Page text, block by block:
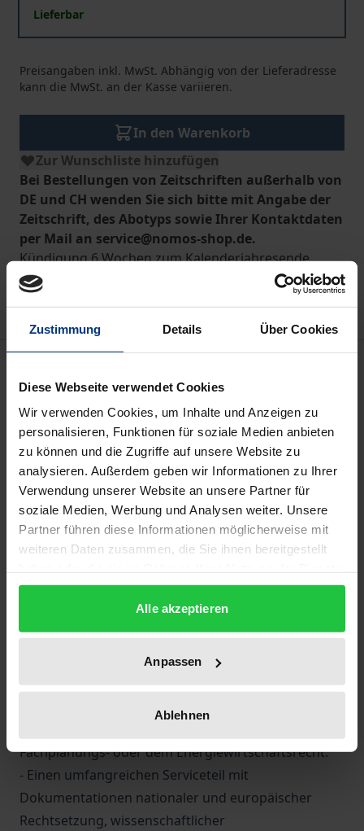
Zustimmung Details Über Cookies
Diese Webseite verwendet Cookies
Wir verwenden Cookies, um Inhalte und Anzeigen zu
personalisieren, Funktionen für soziale Medien anbieten
zu können und die Zugriffe auf unsere Website zu
analysieren. Außerdem geben wir Informationen zu Ihrer
Verwendung unserer Website an unsere Partner für
soziale Medien, Werbung und Analysen weiter. Unsere
Partner führen diese Informationen möglicherweise mit
weiteren Daten zusammen, die Sie ihnen bereitgestellt
gesammelt haben.
Alle akzeptieren
Anpassen
Ablehnen
Lieferbar
Preisangaben inkl. MwSt. Abhängig von der Lieferadresse
kann die MwSt. an der Kasse variieren.
In den Warenkorb
Zur Wunschliste hinzufügen
Bei Bestellungen von Zeitschriften außerhalb von
DE und CH wenden Sie sich bitte mit Angabe der
Zeitschrift, des Abotyps sowie Ihrer Kontaktdaten
per Mail an service@nomos-shop.de.
Kündigung 6 Wochen zum Kalenderjahresende
Hinweise zu Versandkosten
Die Zeitschrift für Umweltrecht – ZURkombiniert
größtmögliche Aktualität, zuverlässige
Berichterstattung über die wesentlichen
Entwicklungen des Rechtsgebiets und
wissenschaftliche Gründlichkeit; sie festigt damit
ihren Ruf und ihren Anspruch als führende
Umweltrechtszeitschrift des Landes. DieZURbietet:
- Ausgewählte kommentierte Entscheidungen mit
Hinweisen auf Konsequenzen für die Praxis.
- Ausführliche Informationen über Einwirkungen
durch das europäische und das internationale Recht
und den vielfältigen Verzahnungen mit anderen
Fachplanungs- oder dem Energiewirtschaftsrecht.
- Einen umfangreichen Serviceteil mit
Dokumentationen nationaler und europäischer
Rechtsetzung, wissenschaftlicher